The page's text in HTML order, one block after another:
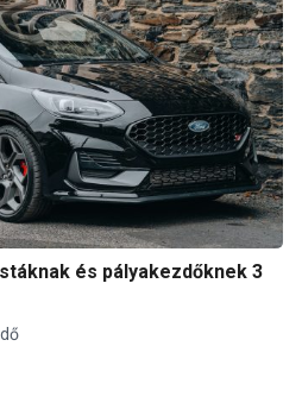
és pályakezdőknek 3